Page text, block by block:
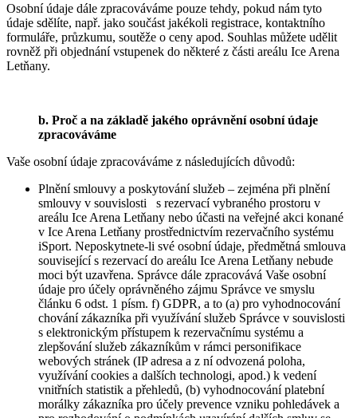
Osobní údaje dále zpracováváme pouze tehdy, pokud nám tyto
údaje sdělíte, např. jako součást jakékoli registrace, kontaktního
formuláře, průzkumu, soutěže o ceny apod. Souhlas můžete udělit
rovněž při objednání vstupenek do některé z části areálu Ice Arena
Letňany.
b. Proč a na základě jakého oprávnění osobní údaje
zpracováváme
Vaše osobní údaje zpracováváme z následujících důvodů:
Plnění smlouvy a poskytování služeb – zejména při plnění
smlouvy v souvislosti s rezervací vybraného prostoru v
areálu Ice Arena Letňany nebo účasti na veřejné akci konané
v Ice Arena Letňany prostřednictvím rezervačního systému
iSport. Neposkytnete-li své osobní údaje, předmětná smlouva
související s rezervací do areálu Ice Arena Letňany nebude
moci být uzavřena. Správce dále zpracovává Vaše osobní
údaje pro účely oprávněného zájmu Správce ve smyslu
článku 6 odst. 1 písm. f) GDPR, a to (a) pro vyhodnocování
chování zákazníka při využívání služeb Správce v souvislosti
s elektronickým přístupem k rezervačnímu systému a
zlepšování služeb zákazníkům v rámci personifikace
webových stránek (IP adresa a z ní odvozená poloha,
využívání cookies a dalších technologi, apod.) k vedení
vnitřních statistik a přehledů, (b) vyhodnocování platební
morálky zákazníka pro účely prevence vzniku pohledávek a